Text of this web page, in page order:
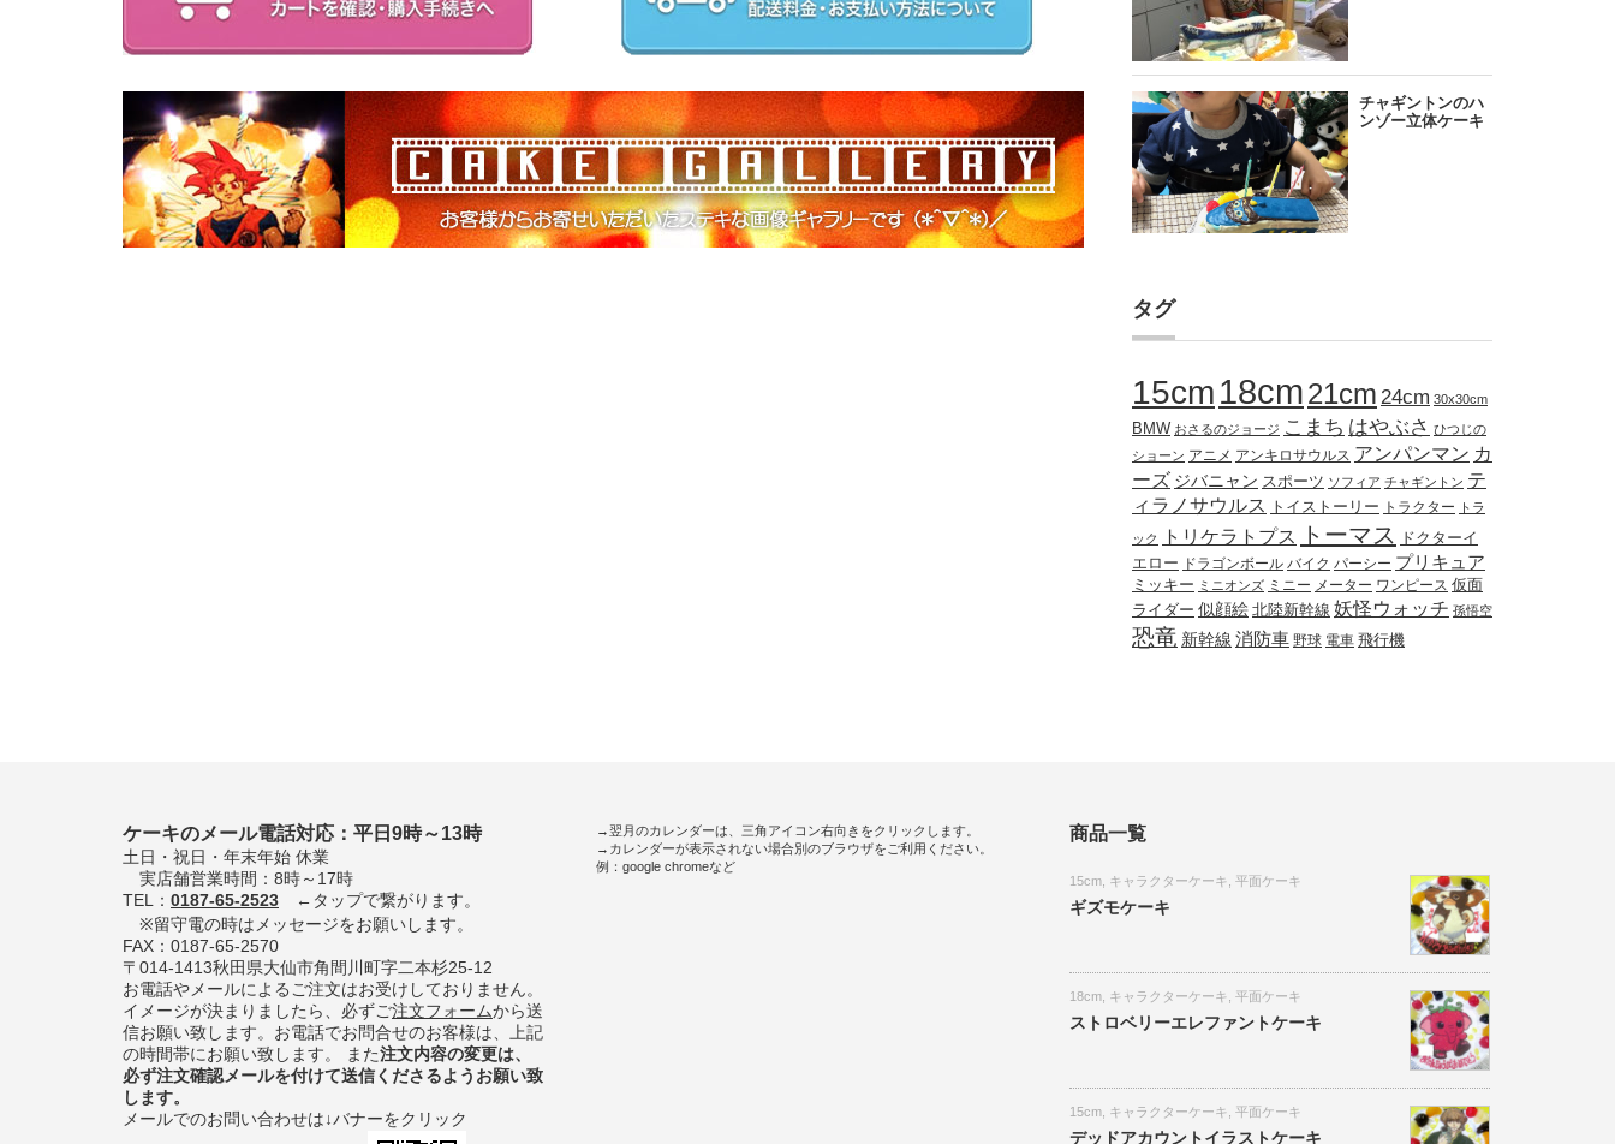
タグ
15cm18cm21cm 24cm 30x30cm
BMW おさるのジョージ こまち はやぶさ ひつじの
ショーン アニメ アンキロサウルス アンパンマン カ
ーズ ジバニャン スポーツ ソフィア チャギントン テ
ィラノサウルス
トイストーリー トラクター トラ
ック トリケラトプス トーマス
ドクターイ
エロー
ドラゴンボール バイク パーシー プリキュア
ミッキー ミニオンズ ミニー メーター ワンピース 仮面
ライダー 似顔絵 北陸新幹線 妖怪ウォッチ 孫悟空
恐竜 新幹線 消防車 野球 電車 飛行機
ケーキのメール電話対応：平日9時～13時
土日・祝日・年末年始 休業
実店舗営業時間：8時～17時
TEL： 0187-65-2523 ←タップで繋がります。
※留守電の時はメッセージをお願いします。
FAX：0187-65-2570
〒014-1413秋田県大仙市角間川町字二本杉25-12
お電話やメールによるご注文はお受けしておりません。
イメージが決まりましたら、必ずご注文フォームから送
信お願い致します。お電話でお問合せのお客様は、上記
の時間帯にお願い致します。 また注文内容の変更は、
必ず注文確認メールを付けて送信くださるようお願い致
します。
メールでのお問い合わせは↓バナーをクリック
→翌月のカレンダーは、三角アイコン右向きをクリックします。
→カレンダーが表示されない場合別のブラウザをご利用ください。
例：google chromeなど
商品一覧
15cm キャラクターケーキ 平面ケーキ
ギズモケーキ
18cm キャラクターケーキ 平面ケーキ
ストロベリーエレファントケーキ
15cm キャラクターケーキ 平面ケーキ
デッドアカウントイラストケーキ